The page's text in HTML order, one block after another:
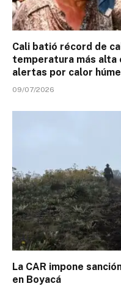
Cali batió récord de
temperatura más alta
alertas por calor
09/07/2026
La CAR impone
en Boyacá